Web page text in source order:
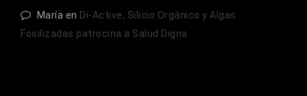
María en Di-Active, Silicio Orgánico y Algas
Fosilizadas patrocina a Salud Digna